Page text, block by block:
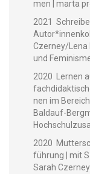
men | mar­ta
2021
Czerney/Lena
und
2020 Ler­nen
nen im
Bal­dauf-
2020
führung | mit
Sarah